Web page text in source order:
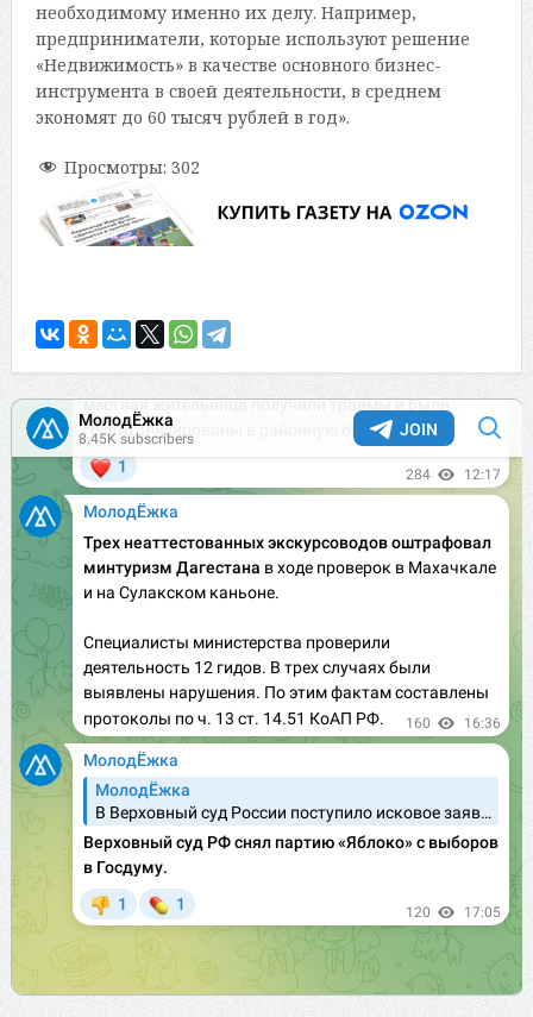
необходимому именно их делу. Например,
предприниматели, которые используют решение
«Недвижимость» в качестве основного бизнес-
инструмента в своей деятельности, в среднем
экономят до 60 тысяч рублей в год».
Просмотры: 302